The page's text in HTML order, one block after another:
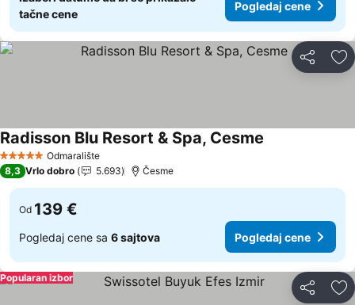
tačne cene
Pogledaj cene
Deli
5 ZvezdiceOdmaralište
Radisson Blu Resort & Spa, Cesme
8,3 Vrlo dobro 5.693 Česme
Od 139 €
Pogledaj cene sa 6 sajtova Pogledaj cene
Deli
Popularan izbor